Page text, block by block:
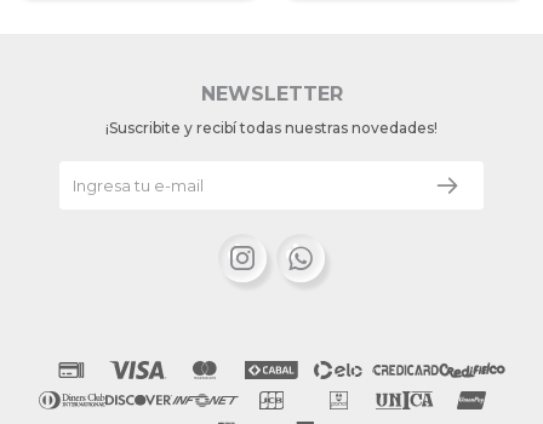
NEWSLETTER
¡Suscribite y recibí todas nuestras novedades!
 